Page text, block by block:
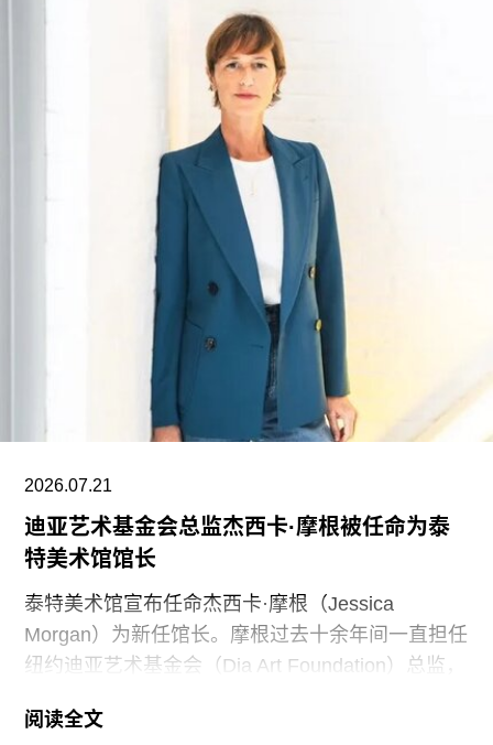
被范德堡大学收购。根据收购协议，加州艺术学院
将于2026-27学年结束后停止办学。
这笔捐赠是黄仁勋夫妇迄今向教育机构提供的最大
单笔捐款，金额超过了此前向其母校俄勒冈州立大
学捐赠的5000万美元。加上去年2月向范德堡大学
捐赠的2250万美元，黄仁勋夫妇对该校的捐赠总额
已达到9750万美元。同时，他们还带动了其他慈善
捐赠者向范德堡大学旧金山校区扩建项目捐赠共计
黄仁勋在一份声明中表示，此次捐赠旨在培养新一
代创作者，进一步巩固旧金山作为创新与创意之都
的文化基础。“技术拓展了我们能够创造什么，而艺
术与设计决定了我们为何创造。二者共同塑造了文
成为全球市值最高的企业之一，也是全球人工智能
浪潮中的核心企业。此次向范德堡大学新校区捐赠
的同时，
2026.07.21
迪亚艺术基金会总监杰西卡·摩根被任命为泰
特美术馆馆长
泰特美术馆宣布任命杰西卡·摩根（Jessica
Morgan）为新任馆长。摩根过去十余年间一直担任
纽约迪亚艺术基金会（Dia Art Foundation）总监，
位，后者在担任馆长九年后于今年春季离任。摩根
阅读全文